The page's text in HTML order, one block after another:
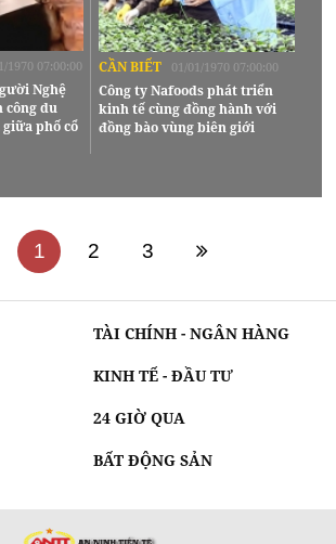
1970 07:00:00
Nghệ
công du
phố cổ
CẦN BIẾT 01/01/1970 07:00:00
Công ty Nafoods phát triển
kinh tế cùng đồng hành với
đồng bào vùng biên giới
1 2 3
TÀI CHÍNH - NGÂN HÀNG
KINH TẾ - ĐẦU TƯ
24 GIỜ QUA
BẤT ĐỘNG SẢN